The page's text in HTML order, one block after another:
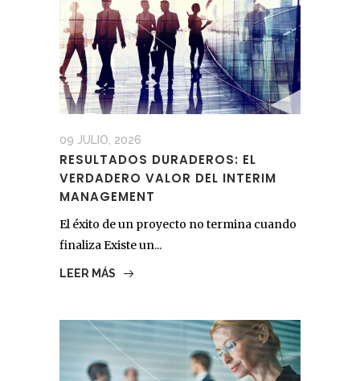
09 JULIO, 2026
RESULTADOS DURADEROS: EL
VERDADERO VALOR DEL INTERIM
MANAGEMENT
El éxito de un proyecto no termina cuando
finaliza Existe un...
LEER MÁS